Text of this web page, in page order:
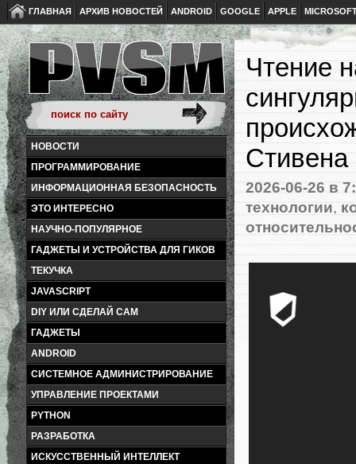
ГЛАВНАЯ АРХИВ НОВОСТЕЙ ANDROID GOOGLE APPLE
НОВОСТИ
ПРОГРАММИРОВАНИЕ
ИНФОРМАЦИОННАЯ БЕЗОПАСНОСТЬ
ЭТО ИНТЕРЕСНО
НАУЧНО-ПОПУЛЯРНОЕ
ГАДЖЕТЫ И УСТРОЙСТВА ДЛЯ ГИКОВ
ТЕКУЧКА
JAVASCRIPT
DIY ИЛИ СДЕЛАЙ САМ
ГАДЖЕТЫ
ANDROID
СИСТЕМНОЕ АДМИНИСТРИРОВАНИЕ
УПРАВЛЕНИЕ ПРОЕКТАМИ
PYTHON
РАЗРАБОТКА
ИСКУССТВЕННЫЙ ИНТЕЛЛЕКТ
Чтение
Стивена
2026-06-26 в
технологии,